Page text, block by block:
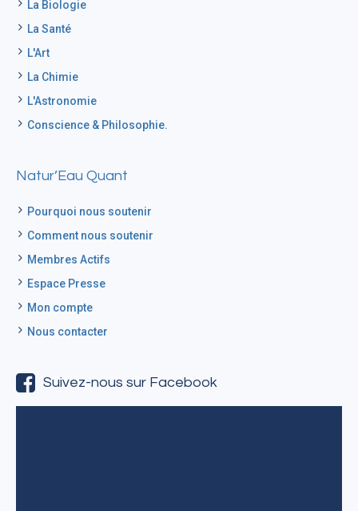
La Biologie
La Santé
L'Art
La Chimie
L'Astronomie
Conscience & Philosophie.
Natur’Eau Quant
Pourquoi nous soutenir
Comment nous soutenir
Membres Actifs
Espace Presse
Mon compte
Nous contacter
Suivez-nous sur Facebook